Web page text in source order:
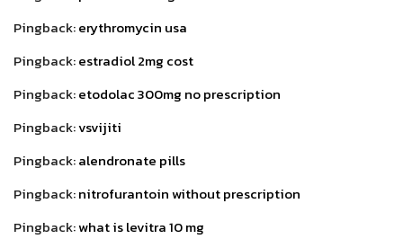
Pingback:erythromycin usa
Pingback:estradiol 2mg cost
Pingback:etodolac 300mg no prescription
Pingback:vsvijiti
Pingback:alendronate pills
Pingback:nitrofurantoin without prescription
Pingback:what is levitra 10 mg